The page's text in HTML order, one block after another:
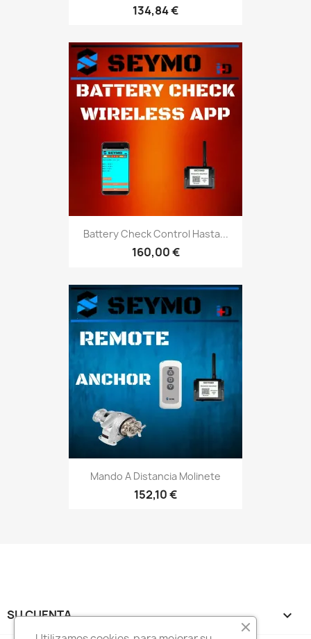
134,84 €
Battery Check Control Hasta...
160,00 €
Mando A Distancia Molinete
152,10 €
SU CUENTA 